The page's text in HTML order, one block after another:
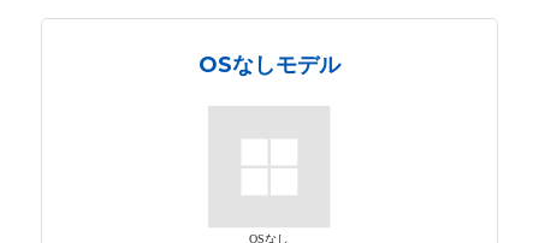
OSなしモデル
OSなし